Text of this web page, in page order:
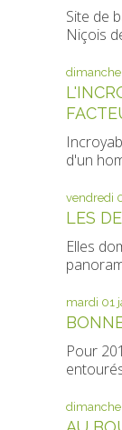
Site de
Niçois
d'un
vendredi
LES
Elles
mardi 01
Pour